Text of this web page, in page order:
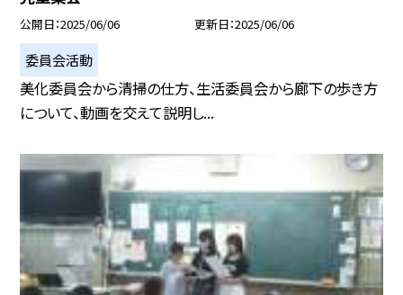
公開日 2025/06/06 更新日 2025/06/06
委員会活動
美化委員会から清掃の仕方、生活委員会から廊下の歩き方
について、動画を交えて説明し...